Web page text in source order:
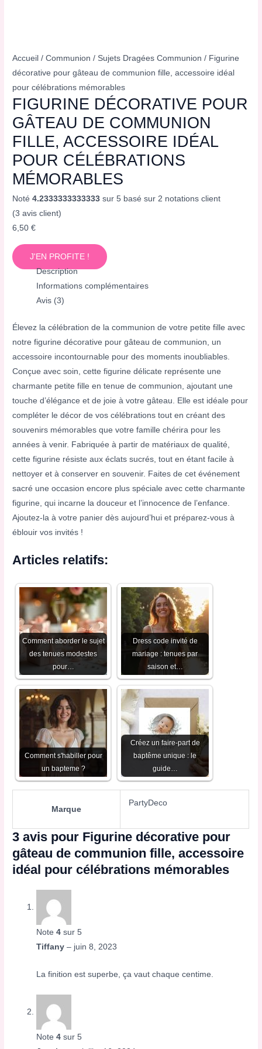
Accueil /Communion / Sujets Dragées Communion / Figurine
décorative pour gâteau de communion fille, accessoire idéal
pour célébrations mémorables
FIGURINE DÉCORATIVE POUR
GÂTEAU DE COMMUNION
FILLE, ACCESSOIRE IDÉAL
POUR CÉLÉBRATIONS
MÉMORABLES
Noté4.2333333333333 sur 5 basé sur2 notations client
(3 avis client)
6,50€
J'EN PROFITE !
Description
Informations complémentaires
Avis (3)
Élevez la célébration de la communion de votre petite fille avec
notre figurine décorative pour gâteau de communion, un
accessoire incontournable pour des moments inoubliables.
Conçue avec soin, cette figurine délicate représente une
charmante petite fille en tenue de communion, ajoutant une
touche d’élégance et de joie à votre gâteau. Elle est idéale pour
compléter le décor de vos célébrations tout en créant des
souvenirs mémorables que votre famille chérira pour les
années à venir. Fabriquée à partir de matériaux de qualité,
cette figurine résiste aux éclats sucrés, tout en étant facile à
nettoyer et à conserver en souvenir. Faites de cet événement
sacré une occasion encore plus spéciale avec cette charmante
figurine, qui incarne la douceur et l’innocence de l’enfance.
Ajoutez-la à votre panier dès aujourd’hui et préparez-vous à
éblouir vos invités !
Articles relatifs:
Comment aborder le sujet
des tenues modestes
pour…
Dress code invité de
mariage : tenues par
saison et…
Comment s'habiller pour
un bapteme​ ?
Créez un faire-part de
baptême unique : le
guide…
Marque
PartyDeco
3 avis pour Figurine décorative pour
gâteau de communion fille, accessoire
idéal pour célébrations mémorables
Note4 sur 5
Tiffany– juin 8, 2023
La finition est superbe, ça vaut chaque centime.
Note4 sur 5